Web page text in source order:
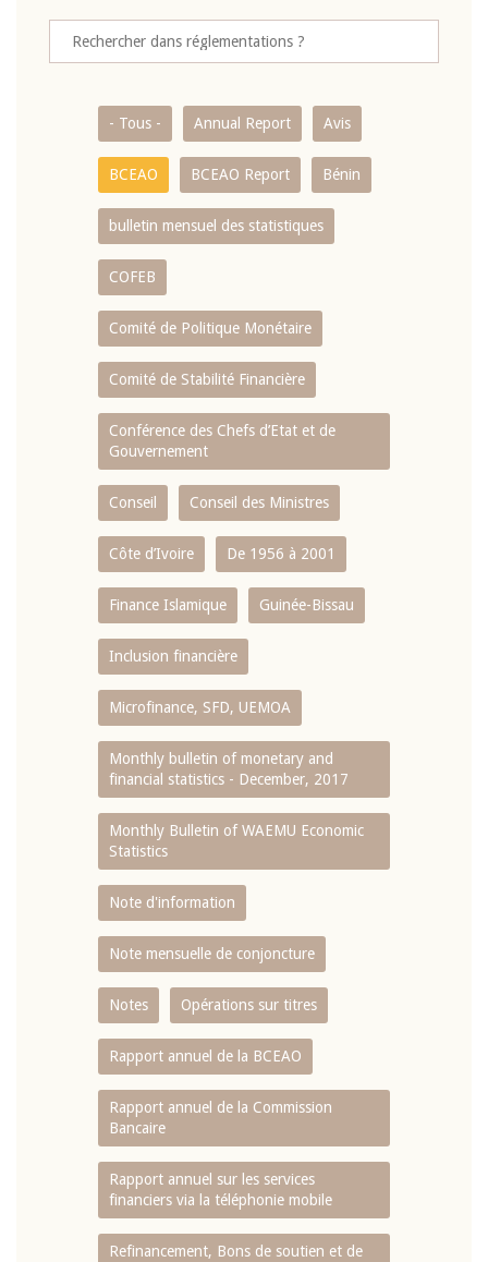
- Tous - Annual Report Avis
BCEAO BCEAO Report Bénin
bulletin mensuel des statistiques
COFEB
Comité de Politique Monétaire
Comité de Stabilité Financière
Conférence des Chefs d’Etat et de
Gouvernement
Conseil Conseil des Ministres
Côte d’Ivoire De 1956 à 2001
Finance Islamique Guinée-Bissau
Inclusion financière
Microfinance, SFD, UEMOA
Monthly bulletin of monetary and
financial statistics - December, 2017
Monthly Bulletin of WAEMU Economic
Statistics
Note d'information
Note mensuelle de conjoncture
Notes Opérations sur titres
Rapport annuel de la BCEAO
Rapport annuel de la Commission
Bancaire
Rapport annuel sur les services
financiers via la téléphonie mobile
Refinancement, Bons de soutien et de